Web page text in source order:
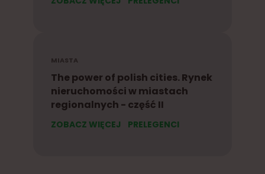
MIASTA
The power of polish cities. Rynek
nieruchomości w miastach
regionalnych - część II
ZOBACZ WIĘCEJ PRELEGENCI